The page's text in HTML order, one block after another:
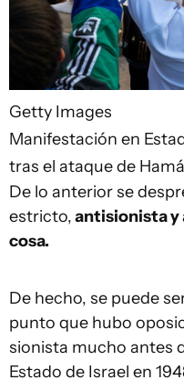
Getty Images
Manifestación en
tras el ataque de
De lo anterior se
estricto,antisionista y
cosa.
De hecho, se puede
punto que hubo
sionista mucho antes
Estado de Israel en